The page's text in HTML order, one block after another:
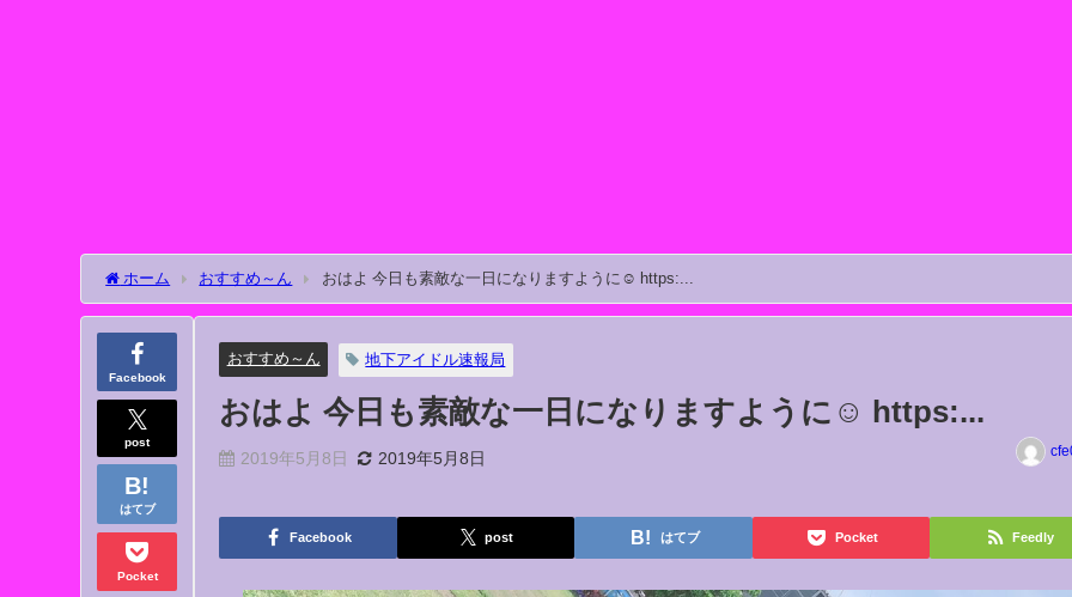
ホーム おすすめ～ん おはよ 今日も素敵な一日になりますように☺️ https:...
Facebook
post
はてブ
Pocket
おすすめ～ん 地下アイドル速報局
おはよ 今日も素敵な一日になりますように☺️ https:...
2019年5月8日 2019年5月8日
Facebook post はてブ Pocket Feedly